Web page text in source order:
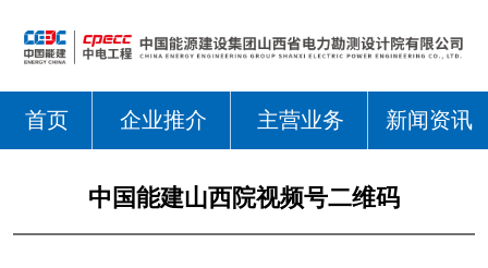
首页 企业推介 主营业务 新闻资讯
中国能建山西院视频号二维码